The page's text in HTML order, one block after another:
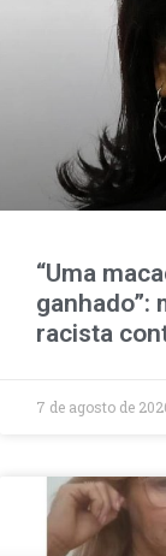
“Uma
ganhado”:
racista
7 de agosto de